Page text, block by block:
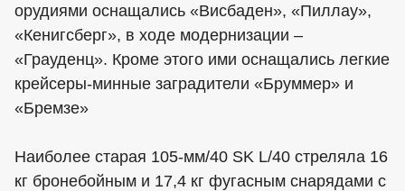
орудиями оснащались «Висбаден», «Пиллау»,
«Кенигсберг», в ходе модернизации –
«Грауденц». Кроме этого ими оснащались легкие
крейсеры-минные заградители «Бруммер» и
«Бремзе»
Наиболее старая 105-мм/40 SK L/40 стреляла 16
кг бронебойным и 17,4 кг фугасным снарядами с